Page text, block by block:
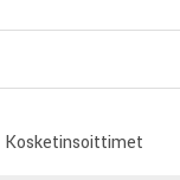
Kosketinsoittimet